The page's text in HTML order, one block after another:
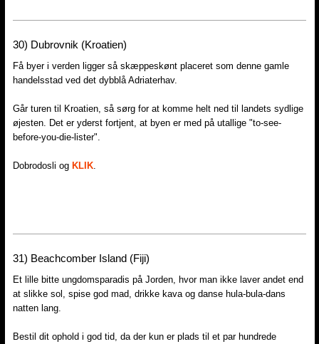
30) Dubrovnik (Kroatien)
Få byer i verden ligger så skæppeskønt placeret som denne gamle
handelsstad ved det dybblå Adriaterhav.
Går turen til Kroatien, så sørg for at komme helt ned til landets sydlige
øjesten. Det er yderst fortjent, at byen er med på utallige "to-see-
before-you-die-lister".
Dobrodosli og KLIK
31)​ Beachcomber Island (Fiji)
Et lille bitte ungdomsparadis på Jorden, hvor man ikke laver andet end
at slikke sol, spise god mad, drikke kava og danse hula-bula-dans
natten lang.
Bestil dit ophold i god tid, da der kun er plads til et par hundrede